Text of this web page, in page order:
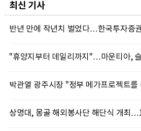
최신 기사